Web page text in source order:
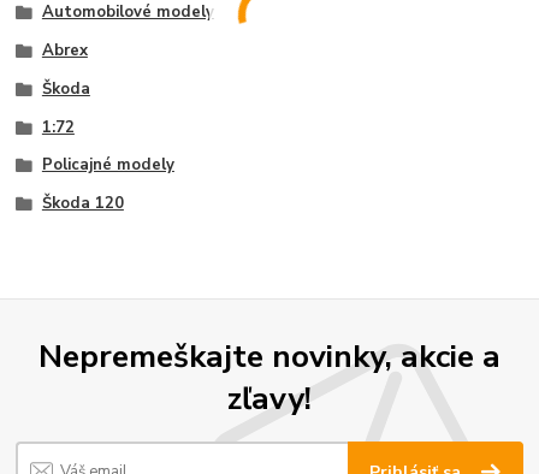
Automobilové modely
Abrex
Škoda
1:72
Policajné modely
Škoda 120
Nepremeškajte novinky, akcie a
zľavy!